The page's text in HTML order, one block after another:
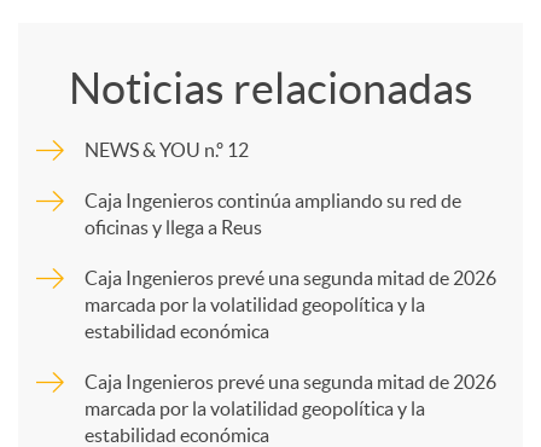
p
a
Noticias relacionadas
NEWS & YOU n.º 12
Caja Ingenieros continúa ampliando su red de
oficinas y llega a Reus
Caja Ingenieros prevé una segunda mitad de 2026
marcada por la volatilidad geopolítica y la
estabilidad económica
Caja Ingenieros prevé una segunda mitad de 2026
marcada por la volatilidad geopolítica y la
estabilidad económica